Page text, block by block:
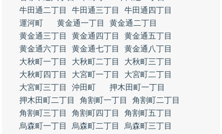
牛田通二丁目
牛田通三丁目
牛田通四丁目
運河町
黄金通一丁目
黄金通二丁目
黄金通三丁目
黄金通四丁目
黄金通五丁目
黄金通六丁目
黄金通七丁目
黄金通八丁目
大秋町一丁目
大秋町二丁目
大秋町三丁目
大秋町四丁目
大宮町一丁目
大宮町二丁目
大宮町三丁目
沖田町
押木田町一丁目
押木田町二丁目
角割町一丁目
角割町二丁目
角割町三丁目
角割町四丁目
角割町五丁目
烏森町一丁目
烏森町二丁目
烏森町三丁目